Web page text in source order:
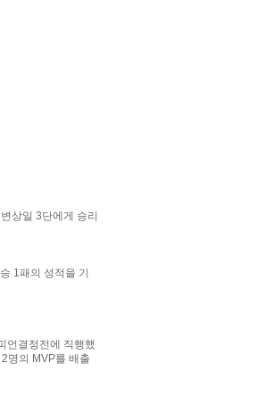
상일 3단에게 승리
1패의 성적을 기
언결정전에 직행했
명의 MVP를 배출